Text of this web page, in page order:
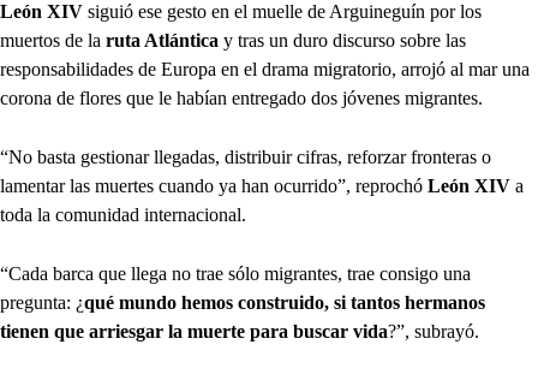
León XIV siguió ese gesto en el muelle de Arguineguín por los
muertos de la ruta Atlántica y tras un duro discurso sobre las
responsabilidades de Europa en el drama migratorio, arrojó al mar una
corona de flores que le habían entregado dos jóvenes migrantes.
“No basta gestionar llegadas, distribuir cifras, reforzar fronteras o
lamentar las muertes cuando ya han ocurrido”, reprochó León XIV a
toda la comunidad internacional.
“Cada barca que llega no trae sólo migrantes, trae consigo una
pregunta: ¿qué mundo hemos construido, si tantos hermanos
tienen que arriesgar la muerte para buscar vida?”, subrayó.